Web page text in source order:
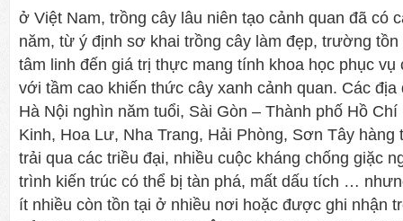
ở Việt Nam, trồng cây lâu niên tạo cảnh quan đã có
năm, từ ý định sơ khai trồng cây làm đẹp, trường
tâm linh đến giá trị thực mang tính khoa học phục
với tầm cao khiến thức cây xanh cảnh quan. Các địa
Hà Nội nghìn năm tuổi, Sài Gòn – Thành phố Hồ
Kinh, Hoa Lư, Nha Trang, Hải Phòng, Sơn Tây
trải qua các triều đại, nhiều cuộc kháng chống giặc
trình kiến trúc có thể bị tàn phá, mất dấu tích …
ít nhiều còn tồn tại ở nhiều nơi hoặc được ghi nhận